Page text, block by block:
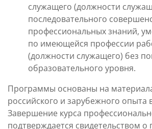
служащего (должности
последовательного
профессиональных знаний,
по имеющейся профессии
(должности служащего) без
образовательного уровня.
Программы основаны на
российского и зарубежного опыта
Завершение курса
подтверждается свидетельством о